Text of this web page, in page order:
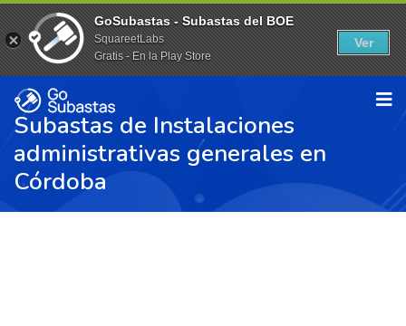
Subastas de Instalaciones
administrativas generales en
Córdoba
GoSubastas - Subastas del BOE
SquareetLabs
Gratis - En la Play Store
Ver